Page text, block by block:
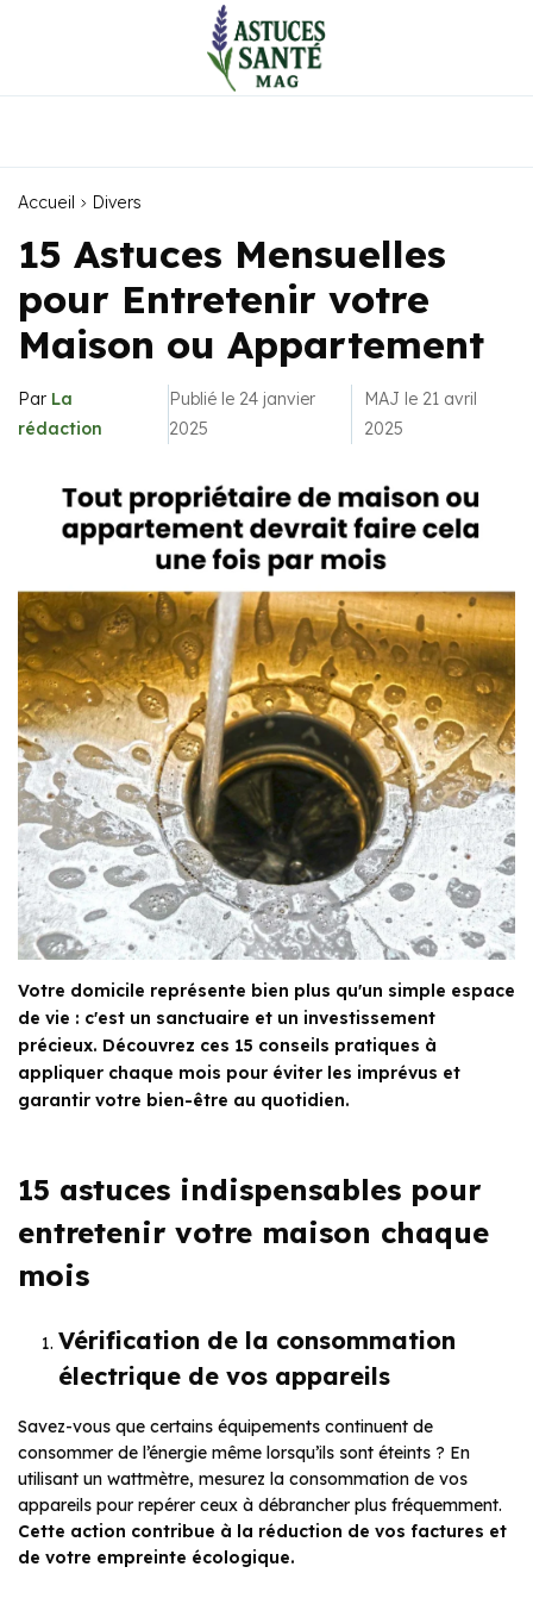
Accueil Divers
15 Astuces Mensuelles
pour Entretenir votre
Maison ou Appartement
Par La
rédaction
Publié le 24 janvier
2025
MAJ le 21 avril
2025
Votre domicile représente bien plus qu'un simple espace
de vie : c'est un sanctuaire et un investissement
précieux. Découvrez ces 15 conseils pratiques à
appliquer chaque mois pour éviter les imprévus et
garantir votre bien-être au quotidien.
15 astuces indispensables pour
entretenir votre maison chaque
mois
Vérification de la consommation
électrique de vos appareils
Savez-vous que certains équipements continuent de
consommer de l’énergie même lorsqu’ils sont éteints ? En
utilisant un wattmètre, mesurez la consommation de vos
appareils pour repérer ceux à débrancher plus fréquemment.
Cette action contribue à la réduction de vos factures et
de votre empreinte écologique.